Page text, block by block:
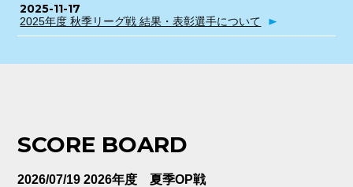
2025-11-17
2025年度 秋季リーグ戦 結果・表彰選手について
SCORE BOARD
2026/07/19 2026年度 夏季OP戦